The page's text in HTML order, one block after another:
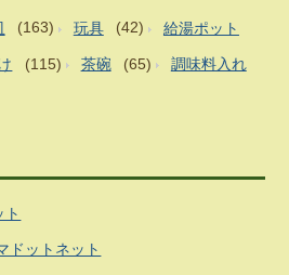
(163) 玩具 (42) 給湯ポット
(115) 茶碗 (65) 調味料入れ
ドットネット